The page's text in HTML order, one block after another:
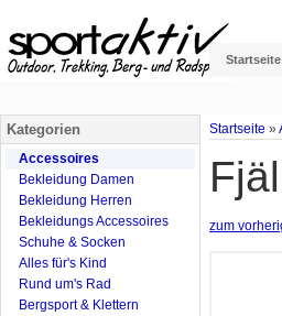
Startseite
Startseite »
zum
Kategorien
Accessoires
Bekleidung Damen
Bekleidung Herren
Bekleidungs Accessoires
Schuhe & Socken
Alles für's Kind
Rund um's Rad
Bergsport & Klettern